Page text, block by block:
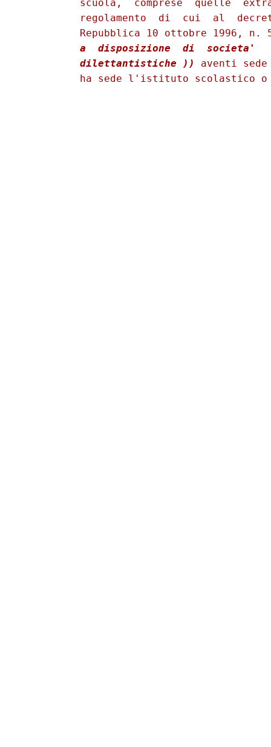
scuola,  comprese  quelle
regolamento  di  cui  al
Repubblica 10 ottobre 1996,
a  disposizione  di  societa'
          dilettantistiche ))
aventi sede